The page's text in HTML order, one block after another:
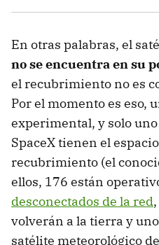
En otras palabras, el
no se encuentra en su
el recubrimiento no es
Por el momento es eso,
experimental, y solo
SpaceX tienen el
recubrimiento (el
ellos, 176 están
desconectados de la red
volverán a la tierra y uno
satélite meteorológico